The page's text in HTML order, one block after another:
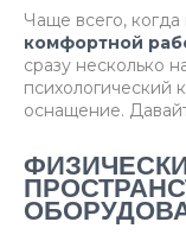
Чаще всего,
комфортной
сразу несколько
психологический
оснащение.